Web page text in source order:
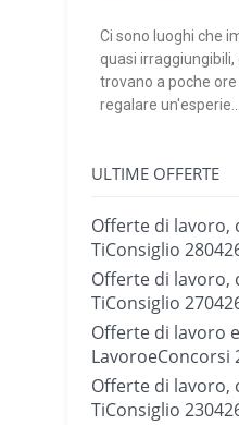
Ci sono luoghi che
quasi irraggiungibili,
trovano a poche
regalare un'esperie...
ULTIME OFFERTE
Offerte di lavoro,
TiConsiglio
Offerte di lavoro,
TiConsiglio
Offerte di lavoro
LavoroeConcorsi
Offerte di lavoro,
TiConsiglio